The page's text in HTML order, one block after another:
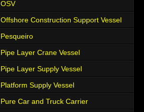
OSV
Offshore Construction Support Vessel
Pesqueiro
Pipe Layer Crane Vessel
Pipe Layer Supply Vessel
Platform Supply Vessel
Pure Car and Truck Carrier